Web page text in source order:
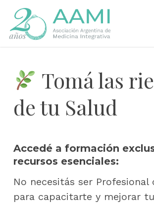
main
Tomá las
de tu Salud
Accedé a formación
recursos esenciales:
No necesitás ser Profesional
para capacitarte y mejorar